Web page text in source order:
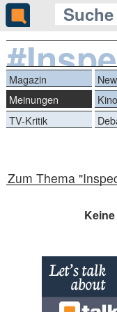
Magazin
Meinungen
Kino
TV-Kritik
Zum Thema